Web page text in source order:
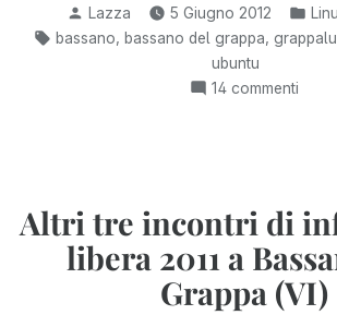
a
Bassano
del
Grappa
Pubblicato
da
Lazza 5 Giugno 2012
in:
Tag:
bassano bassano del grappa
ubuntu
14 commenti
del
(VI)
Altri tre incontri di
libera 2011 a
Grappa (VI)